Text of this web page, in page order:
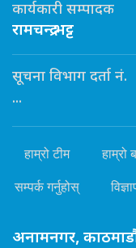
कार्यकारी सम्पादक
रामचन्द्र भट्ट
सूचना विभाग दर्ता नं.
...
हाम्रो टीम हाम्रो
सम्पर्क गर्नुहोस्
अनामनगर,